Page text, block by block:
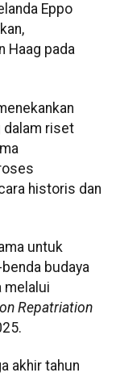
Eppo
Haag pada
dalam riset
historis dan
untuk
budaya
melalui
Repatriation
akhir tahun